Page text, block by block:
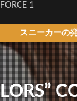
1
発売日/リーク情